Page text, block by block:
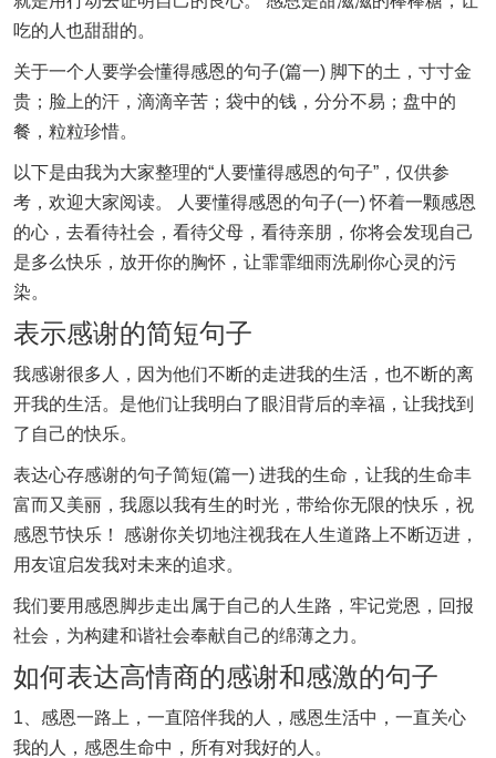
吃的人也甜甜的。
关于一个人要学会懂得感恩的句子(篇一) 脚下的土，寸寸金
贵；脸上的汗，滴滴辛苦；袋中的钱，分分不易；盘中的
餐，粒粒珍惜。
以下是由我为大家整理的“人要懂得感恩的句子”，仅供参
考，欢迎大家阅读。 人要懂得感恩的句子(一) 怀着一颗感恩
的心，去看待社会，看待父母，看待亲朋，你将会发现自己
是多么快乐，放开你的胸怀，让霏霏细雨洗刷你心灵的污
染。
表示感谢的简短句子
我感谢很多人，因为他们不断的走进我的生活，也不断的离
开我的生活。是他们让我明白了眼泪背后的幸福，让我找到
了自己的快乐。
表达心存感谢的句子简短(篇一) 进我的生命，让我的生命丰
富而又美丽，我愿以我有生的时光，带给你无限的快乐，祝
感恩节快乐！ 感谢你关切地注视我在人生道路上不断迈进，
用友谊启发我对未来的追求。
我们要用感恩脚步走出属于自己的人生路，牢记党恩，回报
社会，为构建和谐社会奉献自己的绵薄之力。
如何表达高情商的感谢和感激的句子
1、感恩一路上，一直陪伴我的人，感恩生活中，一直关心
我的人，感恩生命中，所有对我好的人。